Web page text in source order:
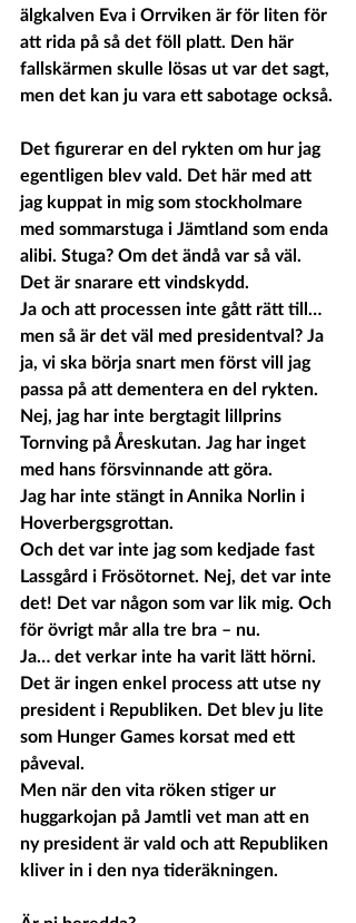
älgkalven Eva i Orrviken är för liten för
att rida på så det föll platt. Den här
fallskärmen skulle lösas ut var det sagt,
men det kan ju vara ett sabotage också.
Det figurerar en del rykten om hur jag
egentligen blev vald. Det här med att
jag kuppat in mig som stockholmare
med sommarstuga i Jämtland som enda
alibi. Stuga? Om det ändå var så väl.
Det är snarare ett vindskydd.
Ja och att processen inte gått rätt till…
men så är det väl med presidentval? Ja
ja, vi ska börja snart men först vill jag
passa på att dementera en del rykten.
Nej, jag har inte bergtagit lillprins
Tornving på Åreskutan. Jag har inget
med hans försvinnande att göra.
Jag har inte stängt in Annika Norlin i
Hoverbergsgrottan.
Och det var inte jag som kedjade fast
Lassgård i Frösötornet. Nej, det var inte
det! Det var någon som var lik mig. Och
för övrigt mår alla tre bra – nu.
Ja… det verkar inte ha varit lätt hörni.
Det är ingen enkel process att utse ny
president i Republiken. Det blev ju lite
som Hunger Games korsat med ett
påveval.
Men när den vita röken stiger ur
huggarkojan på Jamtli vet man att en
ny president är vald och att Republiken
kliver in i den nya tideräkningen.